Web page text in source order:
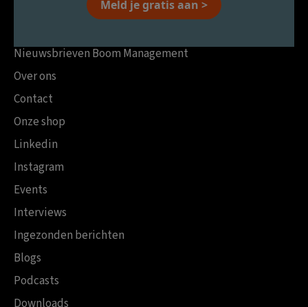
Meld je gratis aan >
Nieuwsbrieven Boom Management
Over ons
Contact
Onze shop
Linkedin
Instagram
Events
Interviews
Ingezonden berichten
Blogs
Podcasts